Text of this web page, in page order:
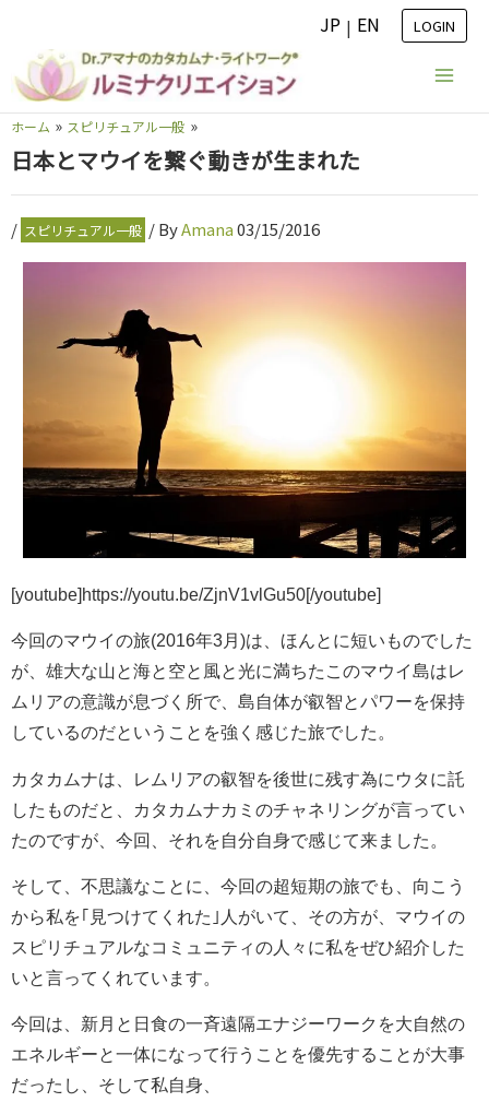
を
キ
プ
JP | EN LOGIN
ホーム スピリチュアル一般
日本とマウイを繋ぐ動きが生まれた
/ スピリチュアル一般 / ByAmana03/15/2016
[youtube]https://youtu.be/ZjnV1vlGu50[/youtube]
今回のマウイの旅(2016年3月)は、ほんとに短いものでした
が、雄大な山と海と空と風と光に満ちたこのマウイ島はレ
ムリアの意識が息づく所で、島自体が叡智とパワーを保持
しているのだということを強く感じた旅でした。
カタカムナは、レムリアの叡智を後世に残す為にウタに託
したものだと、カタカムナカミのチャネリングが言ってい
たのですが、今回、それを自分自身で感じて来ました。
そして、不思議なことに、今回の超短期の旅でも、向こう
から私を｢見つけてくれた｣人がいて、その方が、マウイの
スピリチュアルなコミュニティの人々に私をぜひ紹介した
いと言ってくれています。
今回は、新月と日食の一斉遠隔エナジーワークを大自然の
エネルギーと一体になって行うことを優先することが大事
だったし、そして私自身、